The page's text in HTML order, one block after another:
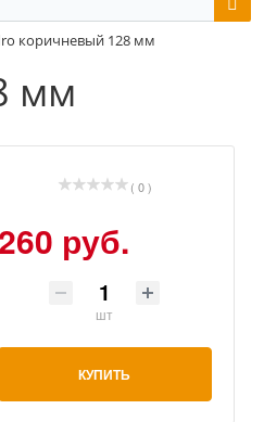
коричневый 128 мм
мм
( 0 )
260 руб.
шт
КУПИТЬ